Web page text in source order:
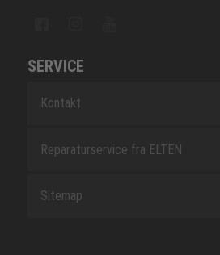
SERVICE
Kontakt
Reparaturservice fra ELTEN
Sitemap